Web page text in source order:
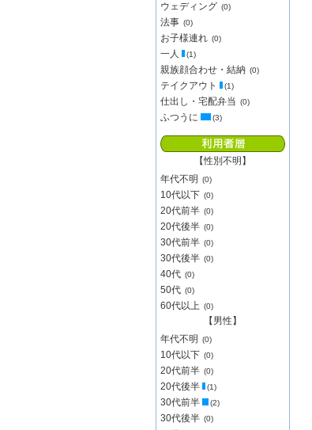
ウェディング (0)
法事 (0)
お子様連れ (0)
一人 (1)
親族顔合わせ・結納 (0)
テイクアウト (1)
仕出し・宅配弁当 (0)
ふつうに (3)
【性別不明】
年代不明
(0)
10代以下 (0)
20代前半 (0)
20代後半 (0)
30代前半 (0)
30代後半 (0)
40代 (0)
50代 (0)
60代以上 (0)
【男性】
年代不明
(0)
10代以下 (0)
20代前半 (0)
20代後半 (1)
30代前半 (2)
30代後半 (0)